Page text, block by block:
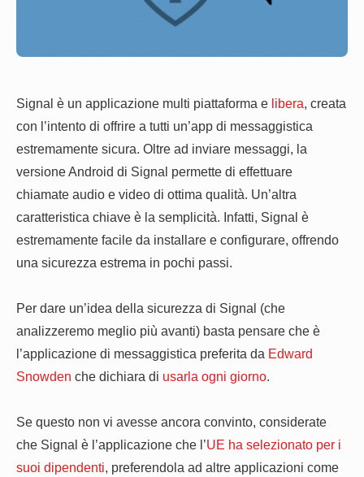
Signal è un applicazione multi piattaforma e libera, creata
con l’intento di offrire a tutti un’app di messaggistica
estremamente sicura. Oltre ad inviare messaggi, la
versione Android di Signal permette di effettuare
chiamate audio e video di ottima qualità. Un’altra
caratteristica chiave è la semplicità. Infatti, Signal è
estremamente facile da installare e configurare, offrendo
una sicurezza estrema in pochi passi.
Per dare un’idea della sicurezza di Signal (che
analizzeremo meglio più avanti) basta pensare che è
l’applicazione di messaggistica preferita da Edward
Snowden che dichiara di usarla ogni giorno.
Se questo non vi avesse ancora convinto, considerate
che Signal è l’applicazione che l’UE ha selezionato per i
suoi dipendenti, preferendola ad altre applicazioni come